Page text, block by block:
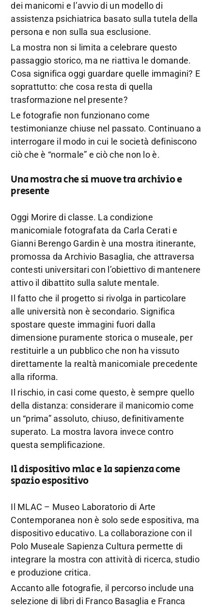
dei manicomi e l’avvio di un modello di
assistenza psichiatrica basato sulla tutela della
persona e non sulla sua esclusione.
La mostra non si limita a celebrare questo
passaggio storico, ma ne riattiva le domande.
Cosa significa oggi guardare quelle immagini? E
soprattutto: che cosa resta di quella
trasformazione nel presente?
Le fotografie non funzionano come
testimonianze chiuse nel passato. Continuano a
interrogare il modo in cui le società definiscono
ciò che è “normale” e ciò che non lo è.
Una mostra che si muove tra archivio e
presente
Oggi Morire di classe. La condizione
manicomiale fotografata da Carla Cerati e
Gianni Berengo Gardin è una mostra itinerante,
promossa da Archivio Basaglia, che attraversa
contesti universitari con l’obiettivo di mantenere
attivo il dibattito sulla salute mentale.
Il fatto che il progetto si rivolga in particolare
alle università non è secondario. Significa
spostare queste immagini fuori dalla
dimensione puramente storica o museale, per
restituirle a un pubblico che non ha vissuto
direttamente la realtà manicomiale precedente
alla riforma.
Il rischio, in casi come questo, è sempre quello
della distanza: considerare il manicomio come
un “prima” assoluto, chiuso, definitivamente
superato. La mostra lavora invece contro
questa semplificazione.
Il dispositivo mlac e la sapienza come
spazio espositivo
Il MLAC – Museo Laboratorio di Arte
Contemporanea non è solo sede espositiva, ma
dispositivo educativo. La collaborazione con il
Polo Museale Sapienza Cultura permette di
integrare la mostra con attività di ricerca, studio
e produzione critica.
Accanto alle fotografie, il percorso include una
selezione di libri di Franco Basaglia e Franca